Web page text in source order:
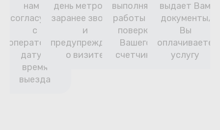
нам и
согласуете
с
оператором
дату и
время
выезда
день метролог
заранее звонит
и
предупреждает
о визите
выполняет
работы по
поверке
Вашего
счетчика
выдает Вам
документы,
Вы
оплачиваете
услугу